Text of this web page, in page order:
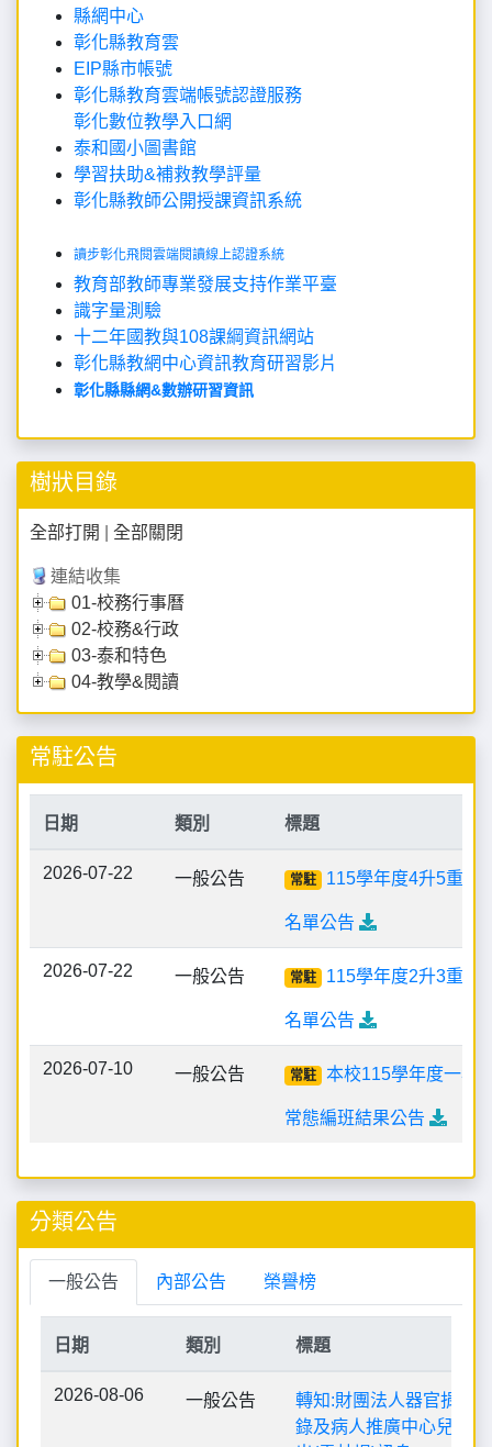
縣網中心
彰化縣教育雲
EIP縣市帳號
彰化縣教育雲端帳號認證服務
彰化數位教學入口網
泰和國小圖書館
學習扶助&補救教學評量
彰化縣教師公開授課資訊系統
讀步彰化飛閱雲端閱讀線上認證系統
教育部教師專業發展支持作業平臺
識字量測驗
十二年國教與108課綱資訊網站
彰化縣教網中心資訊教育研習影片
彰化縣縣網&數辦研習資訊
樹狀目錄
全部打開 全部關閉
連結收集
01-校務行事曆
02-校務&行政
03-泰和特色
04-教學&閱讀
常駐公告
日期 類別 標題
2026-07-22 一般公告 常駐 115學年度4升5重新
名單公告
2026-07-22 一般公告 常駐 115學年度2升3重新
名單公告
2026-07-10 一般公告 常駐 本校115學年度一年
常態編班結果公告
分類公告
一般公告 內部公告 榮譽榜
日期 類別 標題
2026-08-06 一般公告
轉知:財團法人器官捐贈
錄及病人推廣中心兒童